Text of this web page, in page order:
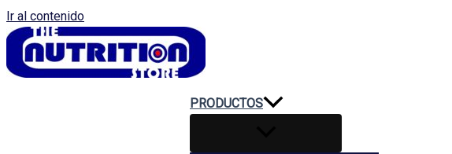
Ir al contenido
PRODUCTOS